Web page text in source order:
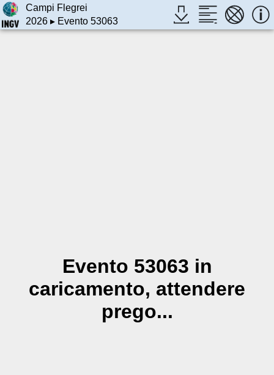
Campi Flegrei
2026▸ Evento 53063
Evento 53063 in
caricamento, attendere
prego...